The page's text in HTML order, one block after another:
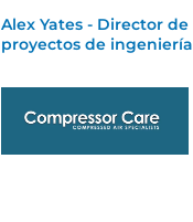
Alex Yates - Director de
proyectos de ingeniería